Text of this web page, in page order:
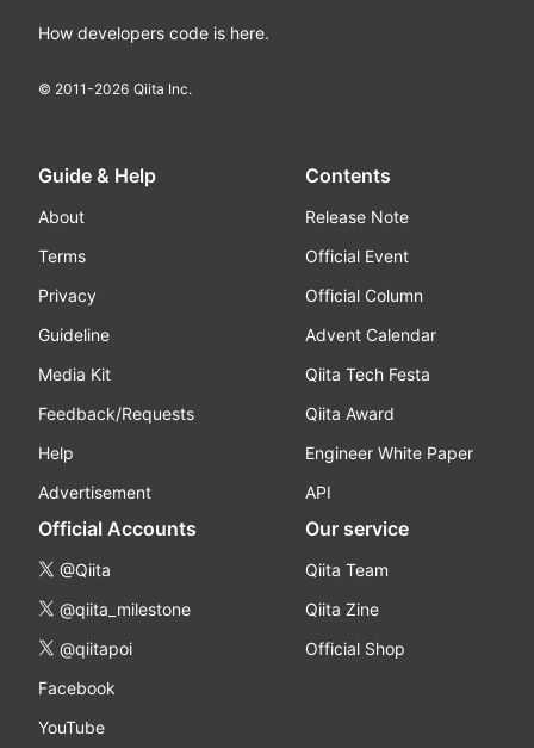
How developers code is here.
© 2011-2026 Qiita Inc.
Guide & Help
About
Terms
Privacy
Guideline
Media Kit
Feedback/Requests
Help
Advertisement
Contents
Release Note
Official Event
Official Column
Advent Calendar
Qiita Tech Festa
Qiita Award
Engineer White Paper
API
Official Accounts
@Qiita
@qiita_milestone
@qiitapoi
Facebook
YouTube
Our service
Qiita Team
Qiita Zine
Official Shop